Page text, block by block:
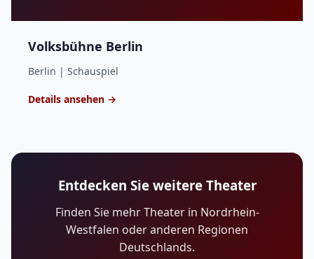
Volksbühne Berlin
Berlin | Schauspiel
Details ansehen →
Entdecken Sie weitere Theater
Finden Sie mehr Theater in Nordrhein-
Westfalen oder anderen Regionen
Deutschlands.